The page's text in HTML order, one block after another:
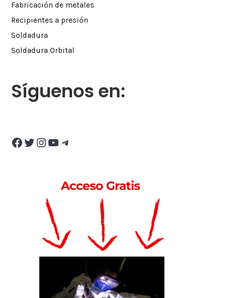
de equipos mecánicos, hidráulicos o neumáticos
Fabricación de metales
Recipientes a presión
Soldadura
Soldadura Orbital
Síguenos en:
Facebook Twitter InstagramYouTube Telegram